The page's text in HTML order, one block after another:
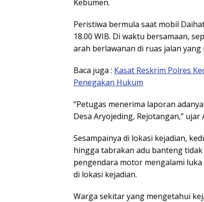
Kebumen.
Peristiwa bermula saat mobil
18.00 WIB. Di waktu bersamaan,
arah berlawanan di ruas jalan yang
Baca juga : Kasat Reskrim Polres
Penegakan Hukum
“Petugas menerima laporan
Desa Aryojeding, Rejotangan,” ujar
Sesampainya di lokasi kejadian,
hingga tabrakan adu banteng
pengendara motor mengalami
di lokasi kejadian.
Warga sekitar yang mengetahui